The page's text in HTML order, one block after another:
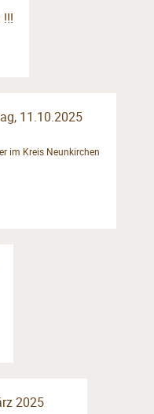
11.10.2025
im Kreis Neunkirchen
2025